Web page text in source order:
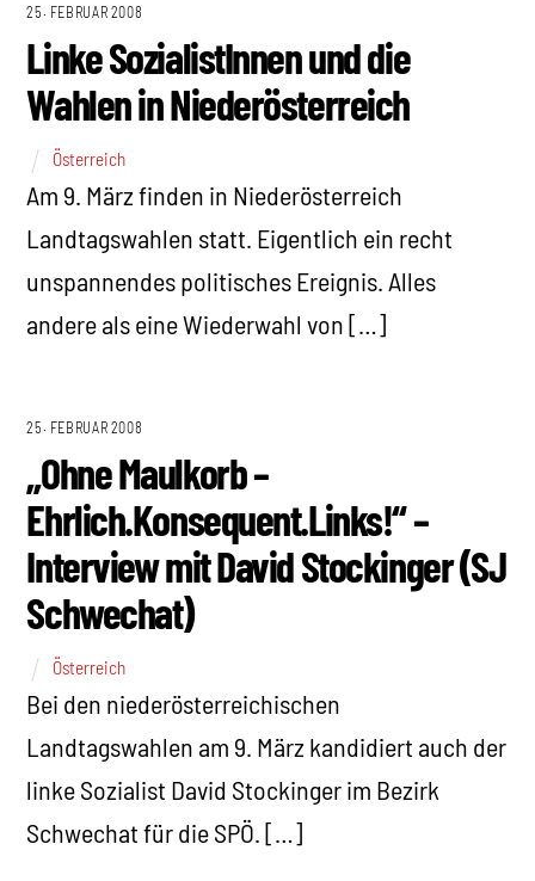
25. FEBRUAR 2008
Linke SozialistInnen und die
Wahlen in Niederösterreich
Österreich
Am 9. März finden in Niederösterreich
Landtagswahlen statt. Eigentlich ein recht
unspannendes politisches Ereignis. Alles
andere als eine Wiederwahl von […]
25. FEBRUAR 2008
„Ohne Maulkorb –
Ehrlich.Konsequent.Links!“ –
Interview mit David Stockinger (SJ
Schwechat)
Österreich
Bei den niederösterreichischen
Landtagswahlen am 9. März kandidiert auch der
linke Sozialist David Stockinger im Bezirk
Schwechat für die SPÖ. […]